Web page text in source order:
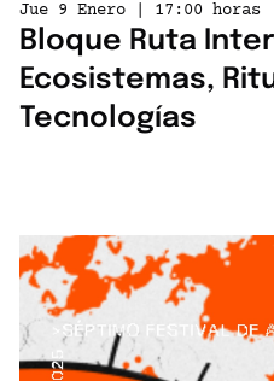
Jue 9 Enero | 17:00 horas
Bloque Ruta
Ecosistemas,
Tecnologías